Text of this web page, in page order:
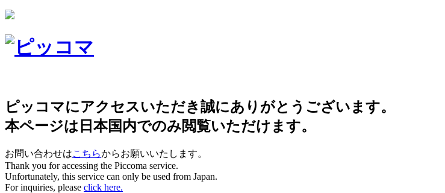
ピッコマにアクセスいただき誠にありがとうございます。
本ページは日本国内でのみ閲覧いただけます。
お問い合わせはこちらからお願いいたします。
Thank you for accessing the Piccoma service.
Unfortunately, this service can only be used from Japan.
For inquiries, please click here.